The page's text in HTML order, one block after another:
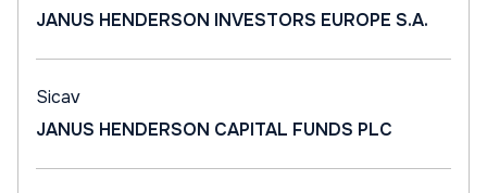
JANUS HENDERSON INVESTORS EUROPE S.A.
Sicav
JANUS HENDERSON CAPITAL FUNDS PLC